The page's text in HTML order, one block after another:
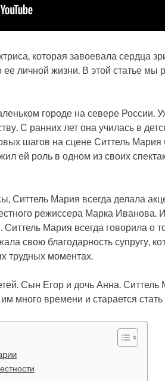
которая завоевала сердца
ее личной жизни. В этой статье
городе на севере России.
С ранних лет она училась в
шагов на сцене Ситтель
ей роль в одном из своих
Ситтель Мария всегда делала
режиссера Марка
Мария всегда говорила о
свою благодарность супругу,
трудных моментах.
Сын Егор и дочь Анна. Ситтель
им много времени и старается